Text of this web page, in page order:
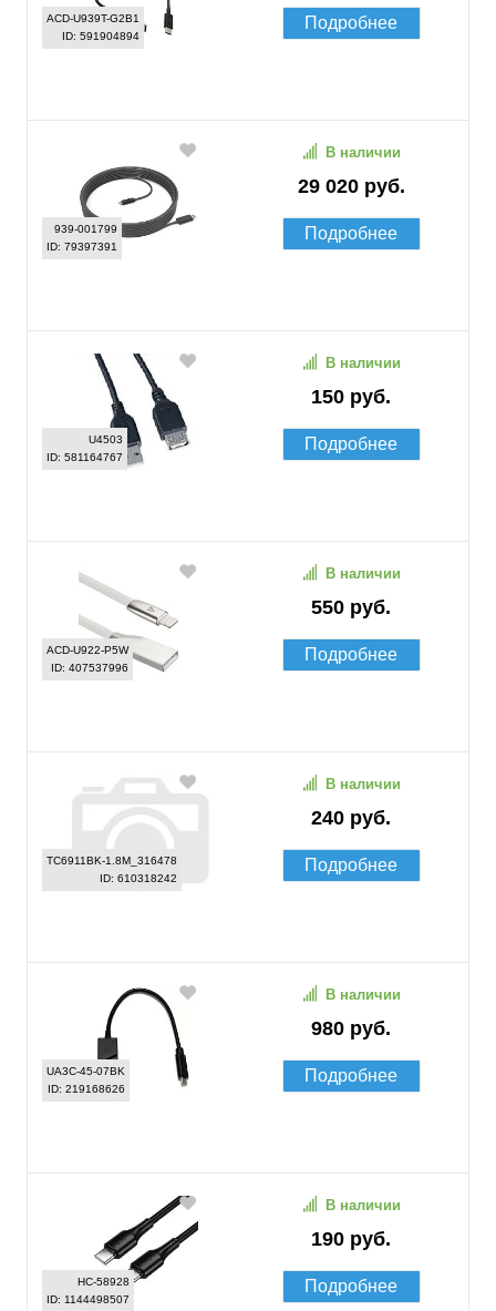
ACD-U939T-G2B1
ID: 591904894
Подробнее
939-001799
ID: 79397391
29 020 руб.
В наличии
Подробнее
U4503
ID: 581164767
150 руб.
В наличии
Подробнее
ACD-U922-P5W
ID: 407537996
550 руб.
В наличии
Подробнее
TC6911BK-1.8M_316478
ID: 610318242
240 руб.
В наличии
Подробнее
UA3C-45-07BK
ID: 219168626
980 руб.
В наличии
Подробнее
HC-58928
ID: 1144498507
190 руб.
В наличии
Подробнее